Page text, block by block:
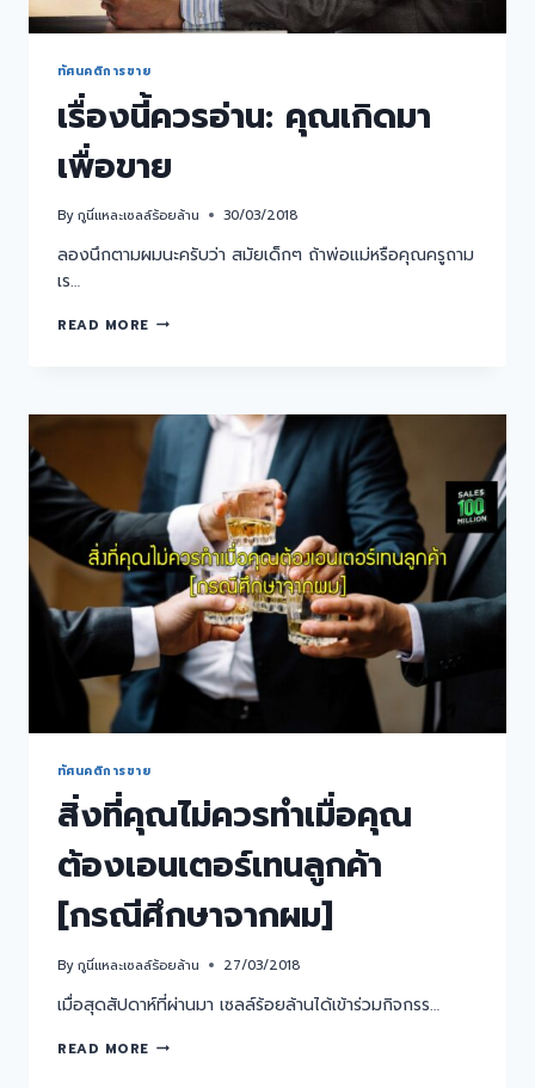
ทัศนคติการขาย
เรื่องนี้ควรอ่าน: คุณเกิดมา
เพื่อขาย
Byกูนี่แหละเซลล์ร้อยล้าน 30/03/2018
ลองนึกตามผมนะครับว่า สมัยเด็กๆ ถ้าพ่อแม่หรือคุณครูถาม
เร…
READ MORE
ทัศนคติการขาย
สิ่งที่คุณไม่ควรทำเมื่อคุณ
ต้องเอนเตอร์เทนลูกค้า
[กรณีศึกษาจากผม]
Byกูนี่แหละเซลล์ร้อยล้าน 27/03/2018
เมื่อสุดสัปดาห์ที่ผ่านมา เซลล์ร้อยล้านได้เข้าร่วมกิจกรร…
READ MORE